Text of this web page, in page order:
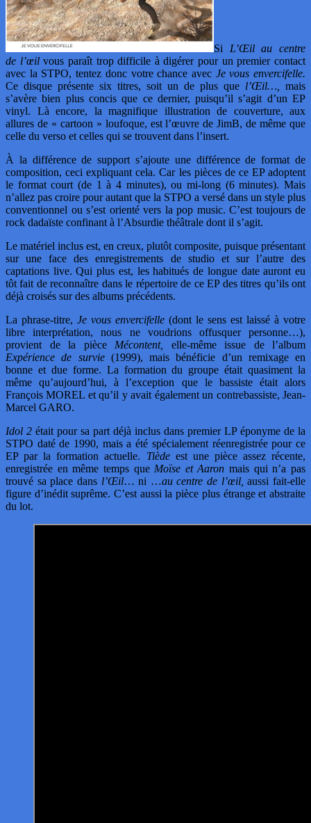
Si L’Œil au centre
de l’œilvous paraît trop difficile à digérer pour un premier contact
avec la STPO, tentez donc votre chance avec Je vous envercifelle.
Ce disque présente six titres, soit un de plus que l’Œil…,
mais
s’avère bien plus concis que ce dernier, puisqu’il s’agit d’un EP
vinyl. Là encore, la magnifique illustration de couverture, aux
allures de « cartoon » loufoque, est l’œuvre de JimB, de même que
celle du verso et celles qui se trouvent dans l’insert.
À la différence de support s’ajoute une différence de format de
composition, ceci expliquant cela. Car les pièces de ce EP adoptent
le format court (de 1 à 4 minutes), ou mi-long (6 minutes). Mais
n’allez pas croire pour autant que la STPO a versé dans un style plus
conventionnel ou s’est orienté vers la pop music. C’est toujours de
rock dadaïste confinant à l’Absurdie théâtrale dont il s’agit.
Le matériel inclus est, en creux, plutôt composite, puisque présentant
sur une face des enregistrements de studio et sur l’autre des
captations live. Qui plus est, les habitués de longue date auront eu
tôt fait de reconnaître dans le répertoire de ce EP des titres qu’ils ont
déjà croisés sur des albums précédents.
La phrase-titre, Je vous envercifelle (dont le sens est laissé à votre
libre interprétation, nous ne voudrions offusquer personne…),
provient de la pièce Mécontent,
elle-même issue de l’album
Expérience de survie(1999), mais bénéficie d’un remixage en
bonne et due forme. La formation du groupe était quasiment la
même qu’aujourd’hui, à l’exception que le bassiste était alors
François MOREL et qu’il y avait également un contrebassiste, Jean-
Marcel GARO.
Idol 2 était pour sa part déjà inclus dans premier LP éponyme de la
STPO daté de 1990, mais a été spécialement réenregistrée pour ce
EP par la formation actuelle. Tièdeest une pièce assez récente,
enregistrée en même temps que Moïse et Aaron mais qui n’a pas
trouvé sa place dans l’Œil… ni …au centre de l’œil, aussi fait-elle
figure d’inédit suprême. C’est aussi la pièce plus étrange et abstraite
du lot.